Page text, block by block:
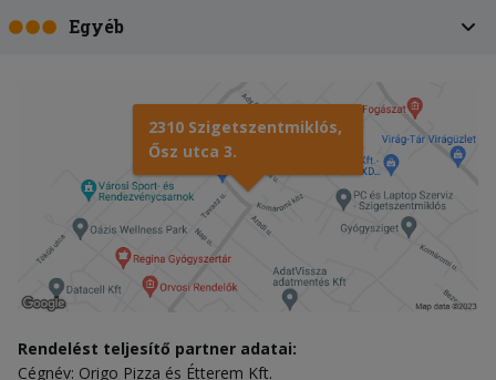
Egyéb
2310 Szigetszentmiklós,
Ősz utca 3.
Rendelést teljesítő partner adatai:
Cégnév: Origo Pizza és Étterem Kft.